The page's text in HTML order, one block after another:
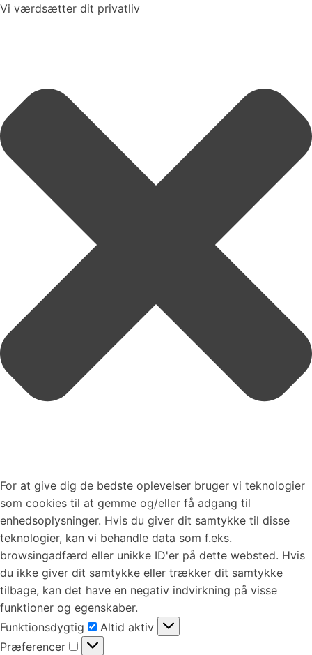
Vi værdsætter dit privatliv
For at give dig de bedste oplevelser bruger vi teknologier
som cookies til at gemme og/eller få adgang til
enhedsoplysninger. Hvis du giver dit samtykke til disse
teknologier, kan vi behandle data som f.eks.
browsingadfærd eller unikke ID'er på dette websted. Hvis
du ikke giver dit samtykke eller trækker dit samtykke
tilbage, kan det have en negativ indvirkning på visse
funktioner og egenskaber.
Funktionsdygtig
Funktionsdygtig
Altid aktiv
Præferencer
Præferencer